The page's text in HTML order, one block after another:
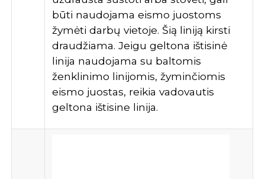
būti naudojama eismo juostoms
žymėti darbų vietoje. Šią liniją kirsti
draudžiama. Jeigu geltona ištisinė
linija naudojama su baltomis
ženklinimo linijomis, žyminčiomis
eismo juostas, reikia vadovautis
geltona ištisine linija.